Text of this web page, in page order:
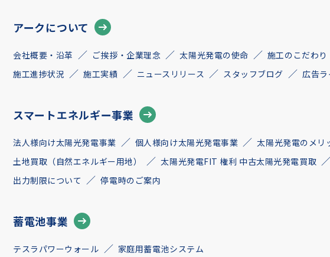
アークについて
会社概要・沿革 ご挨拶・企業理念 太陽光発電の使命 施工のこだわり
施工進捗状況
施工実績 ニュースリリース スタッフブログ 広告ラ
スマートエネルギー事業
法人様向け太陽光発電事業 個人様向け太陽光発電事業 太陽光発電のメリ
土地買取（自然エネルギー用地）
太陽光発電FIT 権利 中古太陽光発電買取
出力制限について
停電時のご案内
蓄電池事業
テスラパワーウォール 家庭用蓄電池システム